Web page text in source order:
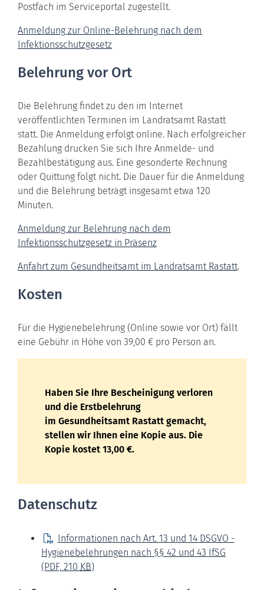
Postfach im Serviceportal zugestellt.
Anmeldung zur Online-Belehrung nach dem
Infektionsschutzgesetz
Belehrung vor Ort
Die Belehrung findet zu den im Internet
veröffentlichten Terminen im Landratsamt Rastatt
statt. Die Anmeldung erfolgt online. Nach erfolgreicher
Bezahlung drucken Sie sich Ihre Anmelde- und
Bezahlbestätigung aus. Eine gesonderte Rechnung
oder Quittung folgt nicht. Die Dauer für die Anmeldung
und die Belehrung beträgt insgesamt etwa 120
Minuten.
Anmeldung zur Belehrung nach dem
Infektionsschutzgesetz in Präsenz
Anfahrt zum Gesundheitsamt im Landratsamt Rastatt.
Kosten
Für die Hygienebelehrung (Online sowie vor Ort) fällt
eine Gebühr in Höhe von 39,00 € pro Person an.
Haben Sie Ihre Bescheinigung verloren
und die Erstbelehrung
im Gesundheitsamt Rastatt gemacht,
stellen wir Ihnen eine Kopie aus. Die
Kopie kostet 13,00 €.
Datenschutz
Informationen nach Art. 13 und 14 DSGVO -
Hygienebelehrungen nach §§ 42 und 43 IfSG
(PDF, 210 KB)